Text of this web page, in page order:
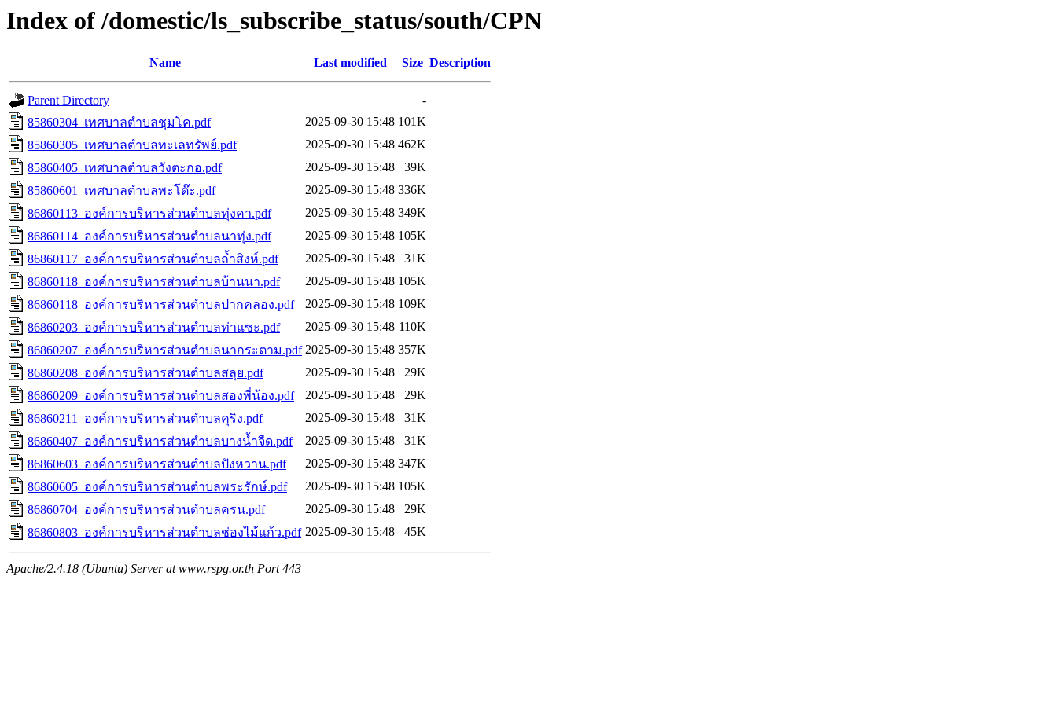
Index of /domestic/ls_subscribe_status/south/CPN
Name Last modified Size Description
Parent Directory
-
85860304_เทศบาลตำบลชุมโค.pdf
2025-09-30 15:48 101K
85860305_เทศบาลตำบลทะเลทรัพย์.pdf
2025-09-30 15:48 462K
85860405_เทศบาลตำบลวังตะกอ.pdf
2025-09-30 15:48
39K
85860601_เทศบาลตำบลพะโต๊ะ.pdf
2025-09-30 15:48 336K
86860113_องค์การบริหารส่วนตำบลทุ่งคา.pdf
2025-09-30 15:48 349K
86860114_องค์การบริหารส่วนตำบลนาทุ่ง.pdf
2025-09-30 15:48 105K
86860117_องค์การบริหารส่วนตำบลถ้ำสิงห์.pdf
2025-09-30 15:48
31K
86860118_องค์การบริหารส่วนตำบลบ้านนา.pdf
2025-09-30 15:48 105K
86860118_องค์การบริหารส่วนตำบลปากคลอง.pdf
2025-09-30 15:48 109K
86860203_องค์การบริหารส่วนตำบลท่าแซะ.pdf
2025-09-30 15:48 110K
86860207_องค์การบริหารส่วนตำบลนากระตาม.pdf 2025-09-30 15:48 357K
86860208_องค์การบริหารส่วนตำบลสลุย.pdf
2025-09-30 15:48
29K
86860209_องค์การบริหารส่วนตำบลสองพี่น้อง.pdf
2025-09-30 15:48
29K
86860211_องค์การบริหารส่วนตำบลคุริง.pdf
2025-09-30 15:48
31K
86860407_องค์การบริหารส่วนตำบลบางน้ำจืด.pdf
2025-09-30 15:48
31K
86860603_องค์การบริหารส่วนตำบลปังหวาน.pdf
2025-09-30 15:48 347K
86860605_องค์การบริหารส่วนตำบลพระรักษ์.pdf
2025-09-30 15:48 105K
86860704_องค์การบริหารส่วนตำบลครน.pdf
2025-09-30 15:48
29K
86860803_องค์การบริหารส่วนตำบลช่องไม้แก้ว.pdf 2025-09-30 15:48 45K
Apache/2.4.18 (Ubuntu) Server at www.rspg.or.th Port 443